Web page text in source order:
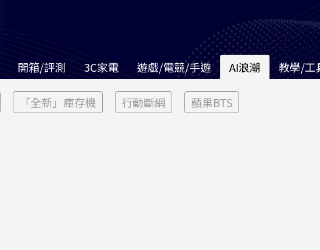
開箱/評測 3C家電 遊戲/電競/手遊 AI浪潮 教學/工
「全新」庫存機 行動斷網 蘋果BTS